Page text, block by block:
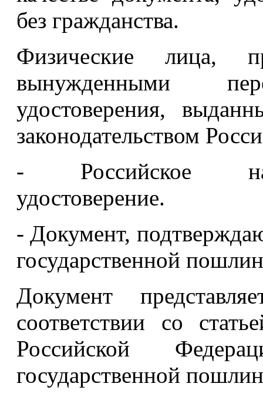
без гражданства.
Физические лица,
вынужденными
удостоверения,
законодательством
- Российское
удостоверение.
- Документ,
государственной
Документ
соответствии со
Российской
государственной